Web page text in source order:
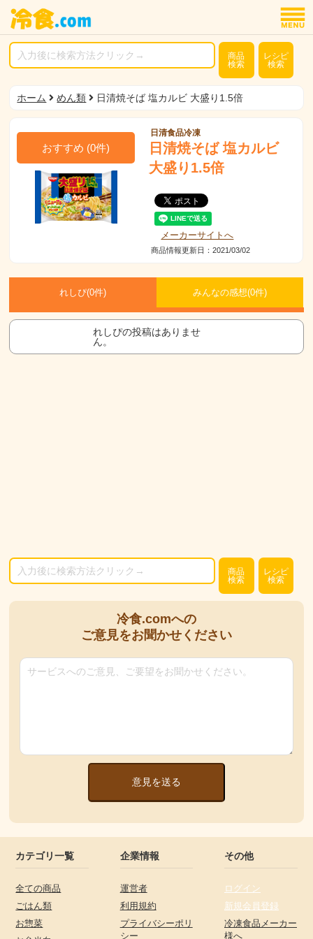
商品
検索
レシピ
検索
ホーム めん類 日清焼そば 塩カルビ 大盛り1.5倍
おすすめ (0件)
日清食品冷凍
日清焼そば 塩カルビ
大盛り1.5倍
メーカーサイトへ
商品情報更新日：2021/03/02
れしぴ(0件) みんなの感想(0件)
れしぴの投稿はありませ
ん。
商品
検索
レシピ
検索
冷食.comへの
ご意見をお聞かせください
意見を送る
カテゴリ一覧
全ての商品
ごはん類
お惣菜
企業情報
運営者
利用規約
プライバシーポリ
シー
その他
ログイン
新規会員登録
冷凍食品メーカー
様へ